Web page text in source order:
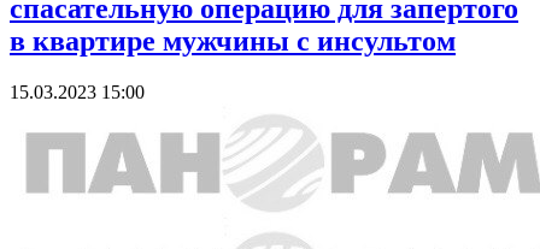
спасательную операцию для запертого
в квартире мужчины с инсультом
15.03.2023 15:00